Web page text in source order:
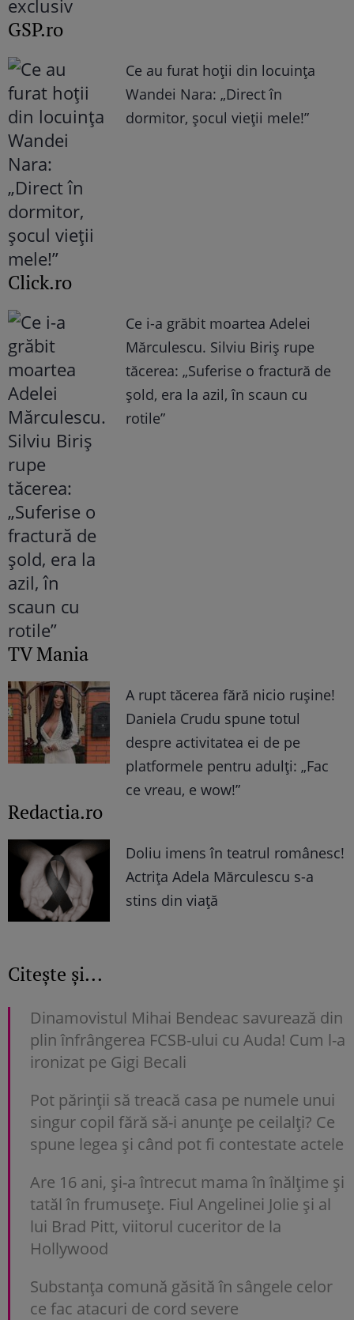
GSP.ro
Ce au furat hoții din locuința
Wandei Nara: „Direct în
dormitor, șocul vieții mele!”
Click.ro
Ce i-a grăbit moartea Adelei
Mărculescu. Silviu Biriș rupe
tăcerea: „Suferise o fractură de
șold, era la azil, în scaun cu
rotile”
TV Mania
A rupt tăcerea fără nicio rușine!
Daniela Crudu spune totul
despre activitatea ei de pe
platformele pentru adulți: „Fac
ce vreau, e wow!”
Redactia.ro
Doliu imens în teatrul românesc!
Actrița Adela Mărculescu s-a
stins din viață
Citește și...
Dinamovistul Mihai Bendeac savurează din
plin înfrângerea FCSB-ului cu Auda! Cum l-a
ironizat pe Gigi Becali
Pot părinții să treacă casa pe numele unui
singur copil fără să-i anunțe pe ceilalți? Ce
spune legea și când pot fi contestate actele
Are 16 ani, și-a întrecut mama în înălțime și
tatăl în frumusețe. Fiul Angelinei Jolie și al
lui Brad Pitt, viitorul cuceritor de la
Hollywood
Substanța comună găsită în sângele celor
ce fac atacuri de cord severe